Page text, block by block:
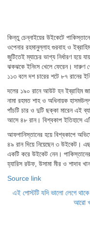
কিন্তু চেন্নাইয়ের উইকেটে
ওপেনার রহমানুল্লাহ গুরবাহ ও
জুটিতেই ম্যাচের ভাগ্য নির্ধারণ
ঝকঝকে ইনিংস খেলে ফেরেন। দারুণ
১১৩ বলে দশ চারের শটে ৮৭ রানের
দলের ১৯০ রানে আউট হন ইব্রাহিম
নামা রহমত শাহ ও অধিনায়ক
পাঁচটি চার ও দুটি ছক্কা মারেন এই
আসে ৪৮ রান। বিশ্বকাপ ইতিহাসে
আফগানিস্তানের হয়ে বিশ্বকাপে
৪৯ রান দিয়ে নিয়েছেন ৩ উইকেট।
একটি করে উইকেট নেন।
হ্যারিস রউফ, উসামা মীর ও শাদাব
Source link
এই পোস্টটি যদি ভালো লেগে
আরো